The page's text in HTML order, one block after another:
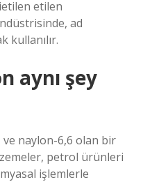
etilen
ad
kullanılır.
aynı şey
ve naylon-6,6 olan bir
petrol ürünleri
işlemlerle